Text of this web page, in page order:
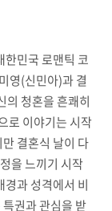
한민국 로맨틱 코
영(신민아)과 결
의 청혼을 흔쾌히
로 이야기는 시작
결혼식 날이 다
을 느끼기 시작
과 성격에서 비
권과 관심을 받